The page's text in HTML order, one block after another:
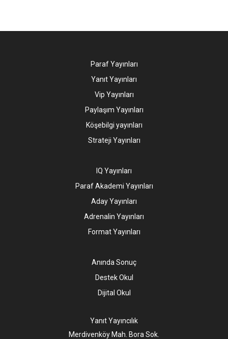
Paraf Yayınları
Yanıt Yayınları
Vip Yayınları
Paylaşım Yayınları
Köşebilgi yayınları
Strateji Yayınları
IQ Yayınları
Paraf Akademi Yayınları
Aday Yayınları
Adrenalin Yayınları
Format Yayınları
Anında Sonuç
Destek Okul
Dijital Okul
Yanıt Yayıncılık
Merdivenköy Mah. Bora Sok.